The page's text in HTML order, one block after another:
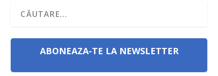
ABONEAZA-TE LA NEWSLETTER